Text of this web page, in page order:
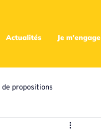
Actualités Je m'engage
propositions